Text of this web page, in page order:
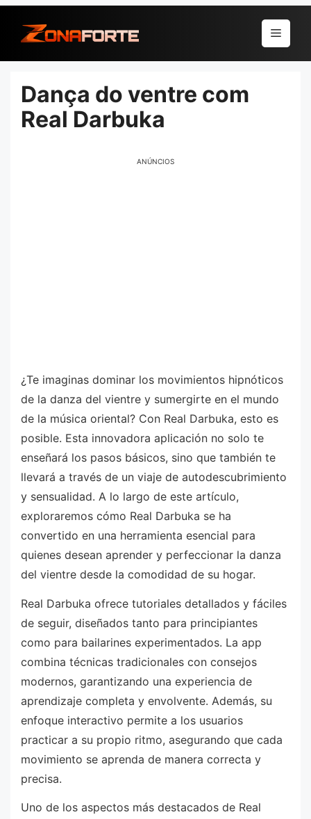
para
conteúdo
Menu
Dança do ventre com
Real Darbuka
ANÚNCIOS
¿Te imaginas dominar los movimientos hipnóticos
de la danza del vientre y sumergirte en el mundo
de la música oriental? Con Real Darbuka, esto es
posible. Esta innovadora aplicación no solo te
enseñará los pasos básicos, sino que también te
llevará a través de un viaje de autodescubrimiento
y sensualidad. A lo largo de este artículo,
exploraremos cómo Real Darbuka se ha
convertido en una herramienta esencial para
quienes desean aprender y perfeccionar la danza
del vientre desde la comodidad de su hogar.
Real Darbuka ofrece tutoriales detallados y fáciles
de seguir, diseñados tanto para principiantes
como para bailarines experimentados. La app
combina técnicas tradicionales con consejos
modernos, garantizando una experiencia de
aprendizaje completa y envolvente. Además, su
enfoque interactivo permite a los usuarios
practicar a su propio ritmo, asegurando que cada
movimiento se aprenda de manera correcta y
precisa.
Uno de los aspectos más destacados de Real